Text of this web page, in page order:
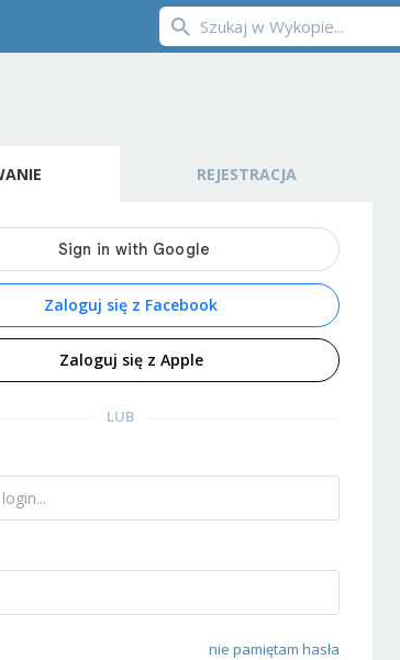
REJESTRACJA
Zaloguj się z Facebook
Zaloguj się z Apple
LUB
nie pamiętam hasła